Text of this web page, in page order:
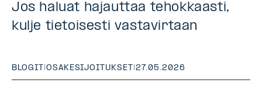
Jos haluat hajauttaa tehokkaasti,
kulje tietoisesti vastavirtaan
BLOGIT |OSAKESIJOITUKSET |27.05.2026